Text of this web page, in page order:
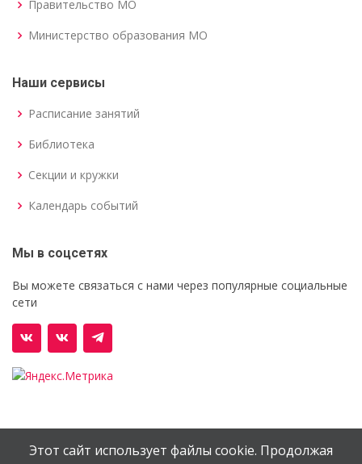
Правительство МО
Министерство образования МО
Наши сервисы
Расписание занятий
Библиотека
Секции и кружки
Календарь событий
Мы в соцсетях
Вы можете связаться с нами через популярные социальные
сети
Этот сайт использует файлы cookie. Продолжая